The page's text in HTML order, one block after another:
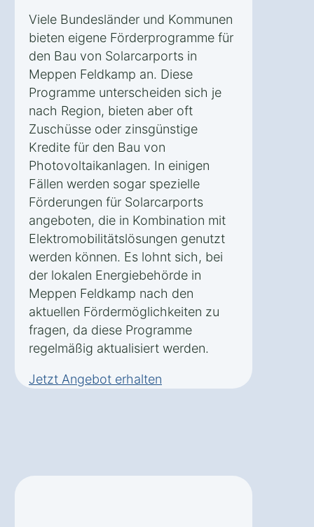
Viele Bundesländer und Kommunen
bieten eigene Förderprogramme für
den Bau von Solarcarports in
Meppen Feldkamp an. Diese
Programme unterscheiden sich je
nach Region, bieten aber oft
Zuschüsse oder zinsgünstige
Kredite für den Bau von
Photovoltaikanlagen. In einigen
Fällen werden sogar spezielle
Förderungen für Solarcarports
angeboten, die in Kombination mit
Elektromobilitätslösungen genutzt
werden können. Es lohnt sich, bei
der lokalen Energiebehörde in
Meppen Feldkamp nach den
aktuellen Fördermöglichkeiten zu
fragen, da diese Programme
regelmäßig aktualisiert werden.
Jetzt Angebot erhalten